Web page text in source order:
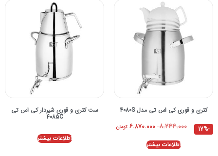
کتری و قوری کی اس تی مدل 4080S
۸.۲۴۴.۰۰۰ ۶.۸۷۰.۰۰۰ تومان
-17%
اطلاعات بیشتر
ست کتری و قوری شیردار کی اس تی
4085C
اطلاعات بیشتر